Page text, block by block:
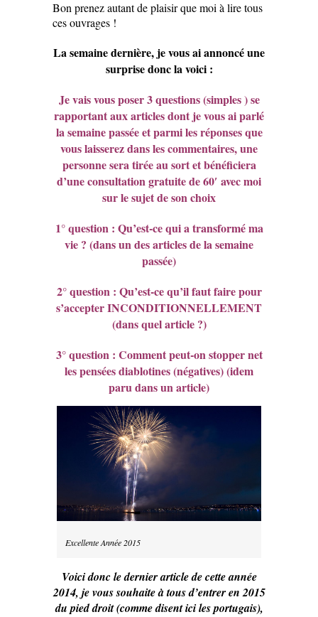
Bon prenez autant de plaisir que moi à lire tous
ces ouvrages !
La semaine dernière, je vous ai annoncé une
surprise donc la voici :
Je vais vous poser 3 questions (simples ) se
rapportant aux articles dont je vous ai parlé
la semaine passée et parmi les réponses que
vous laisserez dans les commentaires, une
personne sera tirée au sort et bénéficiera
d’une consultation gratuite de 60′ avec moi
sur le sujet de son choix
1° question : Qu’est-ce qui a transformé ma
vie ? (dans un des articles de la semaine
passée)
2° question : Qu’est-ce qu’il faut faire pour
s’accepter INCONDITIONNELLEMENT
(dans quel article ?)
3° question : Comment peut-on stopper net
les pensées diablotines (négatives) (idem
paru dans un article)
Excellente Année 2015
Voici donc le dernier article de cette année
2014, je vous souhaite à tous d’entrer en 2015
du pied droit (comme disent ici les portugais),